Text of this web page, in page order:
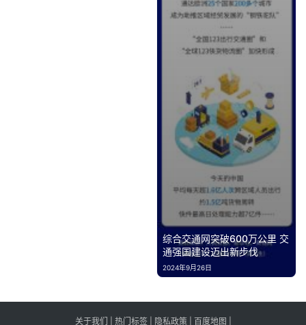
综合交通网突破600万公里 交
通强国建设迈出新步伐
2024年9月26日
关于我们 热门标签 隐私政策 百度地图